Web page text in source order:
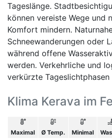
Tageslänge.
können vereiste Wege und
Komfort mindern.
Schneewanderungen oder
während offene
werden. Verkehrliche und
verkürzte
Klima Kerava im
Maximal Ø Temp. Minimal